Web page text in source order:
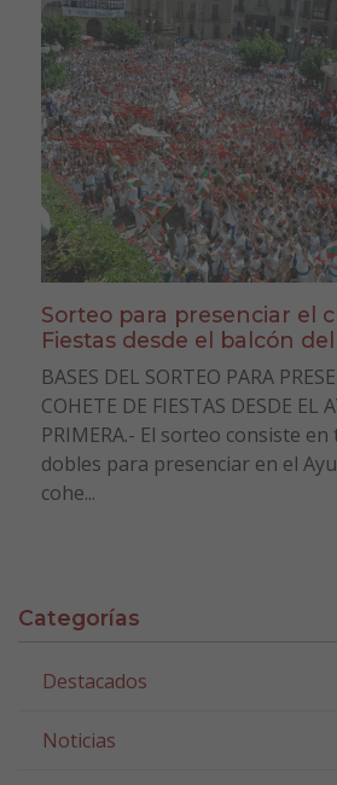
Sorteo para presenciar el
Fiestas desde el balcón
BASES DEL SORTEO PARA
COHETE DE FIESTAS DESDE EL
PRIMERA.- El sorteo consiste
dobles para presenciar en el
cohe...
Categorías
Destacados
Noticias